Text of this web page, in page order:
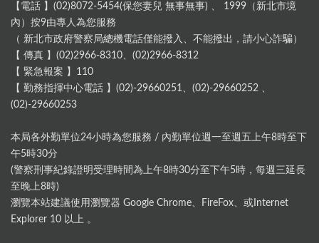
【電話 】(02)8072-5454(保您妻兒 無事無事) 、 1999（新北市境
內）按9由專人為您服務
（ 新北市政府警察局總機電話僅能撥入、不能撥出，請小心詐騙）
【 傳真 】(02)2966-8310、(02)2966-8312
【 緊急報案 】110
【 勤務指揮中心電話 】(02)-29660251、(02)-29660252 、
(02)-29660253
本局各外勤單位24小時為您服務 / 內勤單位週一至週五上午8時至下
午5時30分
(警察刑事紀錄證明受理時間為上午8時30分至下午5時，每週三延長
至晚上8時)
瀏覽本站建議使用瀏覽器 Google Chrome、FireFox、或Internet
Explorer 10 以上 。